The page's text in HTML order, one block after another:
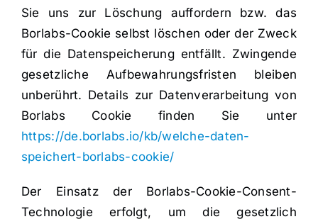
Sie uns zur Löschung auffordern bzw. das
Borlabs-Cookie selbst löschen oder der Zweck
für die Datenspeicherung entfällt. Zwingende
gesetzliche Aufbewahrungsfristen bleiben
unberührt. Details zur Datenverarbeitung von
Borlabs Cookie finden Sie unter
https://de.borlabs.io/kb/welche-daten-
speichert-borlabs-cookie/
Der Einsatz der Borlabs-Cookie-Consent-
Technologie erfolgt, um die gesetzlich